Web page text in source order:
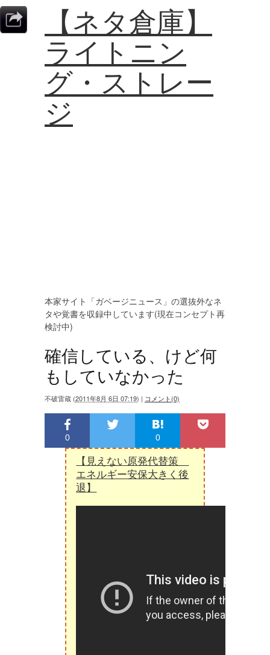
【ネタ倉庫】
ライトニン
グ・ストレー
ジ
本家サイト「ガベージニュース」の選抜外なネ
タや覚書を収録中しています(現在コンセプト再
検討中)
確信している、けど何
もしていなかった
不破雷蔵 (2011年8月 6日 07:19) | コメント(0)
0 0
【見えない原発代替策
エネルギー安保大きく後
退】